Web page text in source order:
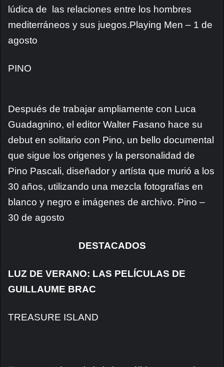
lúdica de las relaciones entre los hombres
mediterráneos y sus juegos.Playing Men – 1 de
agosto
PINO
Después de trabajar ampliamente con Luca
Guadagnino, el editor Walter Fasano hace su
debut en solitario con Pino, un bello documental
que sigue los origenes y la personalidad de
Pino Pascali, diseñador y artísta que murió a los
30 años, utilizando una mezcla fotografías en
blanco y negro e imágenes de archivo. Pino –
30 de agosto
DESTACADOS
LUZ DE VERANO: LAS PELÍCULAS DE
GUILLAUME BRAC
TREASURE ISLAND